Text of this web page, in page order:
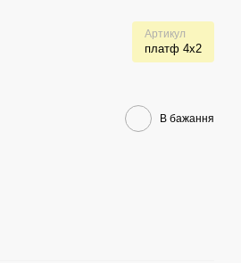
Артикул
платф 4х2
В бажання